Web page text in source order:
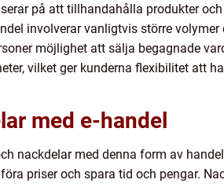
på att tillhandahålla produkter
involverar vanligtvis större
möjlighet att sälja begagnade
vilket ger kunderna flexibilitet att
med e-handel
nackdelar med denna form av
priser och spara tid och pengar.